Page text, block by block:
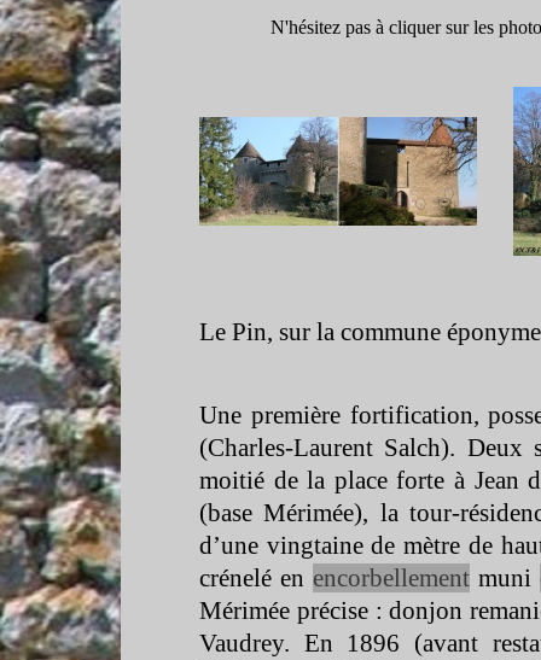
N'hésitez pas à cliquer sur les
Le Pin, sur la commune
Une première fortification,
(Charles-Laurent Salch). Deux
moitié de la place forte à Jean
(base Mérimée), la tour-
d’une vingtaine de mètre de
crénelé en encorbellement muni
Mérimée précise : donjon
Vaudrey. En 1896 (avant